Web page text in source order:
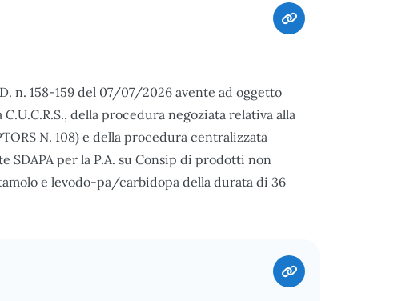
n. 158-159 del 07/07/2026 avente ad oggetto
della procedura negoziata relativa alla
N. 108) e della procedura centralizzata
SDAPA per la P.A. su Consip di prodotti non
e levodo-pa/carbidopa della durata di 36